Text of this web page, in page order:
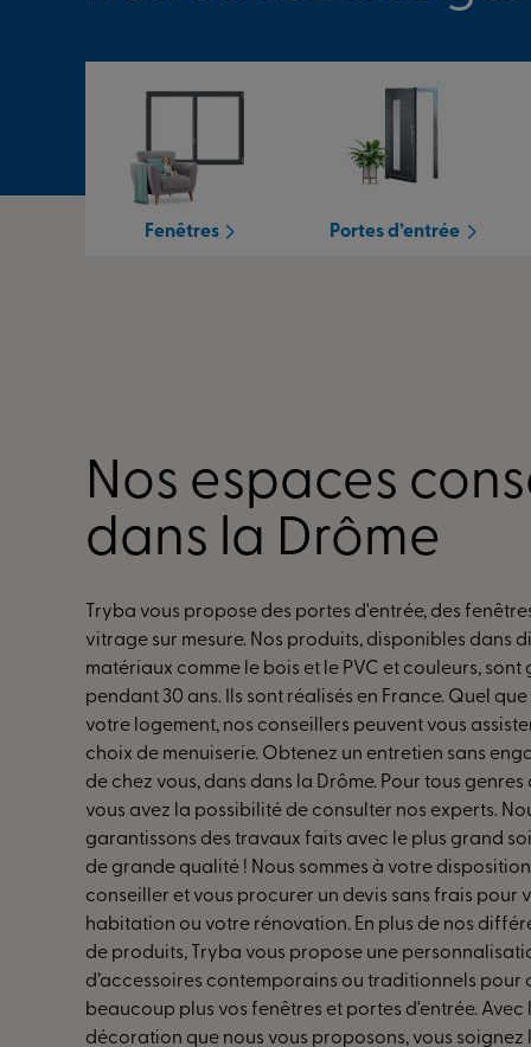
Fenêtres Portes d’entrée
Nos espaces
dans la Drôme
Tryba vous propose des portes d'entrée, des
vitrage sur mesure. Nos produits, disponibles dans
matériaux comme le bois et le PVC et couleurs, sont
pendant 30 ans. Ils sont réalisés en France. Quel
votre logement, nos conseillers peuvent vous
choix de menuiserie. Obtenez un entretien sans
de chez vous, dans dans la Drôme. Pour tous
vous avez la possibilité de consulter nos experts.
garantissons des travaux faits avec le plus grand
de grande qualité ! Nous sommes à votre
conseiller et vous procurer un devis sans frais pour
habitation ou votre rénovation. En plus de nos
de produits, Tryba vous propose une
d’accessoires contemporains ou traditionnels pour
beaucoup plus vos fenêtres et portes d'entrée. Avec
décoration que nous vous proposons, vous